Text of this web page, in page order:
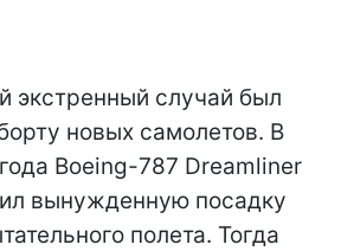
экстренный случай был
новых самолетов. В
Boeing-787 Dreamliner
вынужденную посадку
полета. Тогда